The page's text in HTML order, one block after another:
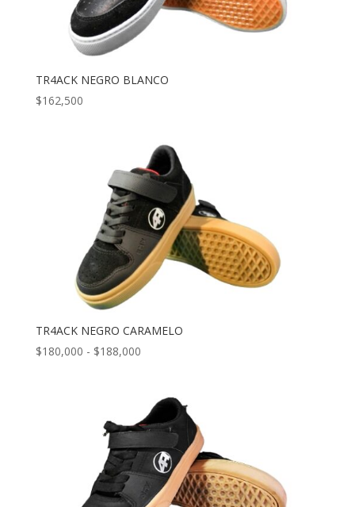
TR4ACK NEGRO BLANCO
$162,500
TR4ACK NEGRO CARAMELO
$180,000 - $188,000Rango
desde
$180,000
$188,000